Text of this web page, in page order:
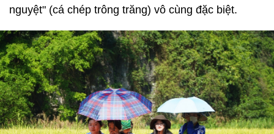
nguyệt" (cá chép trông trăng) vô cùng đặc biệt.